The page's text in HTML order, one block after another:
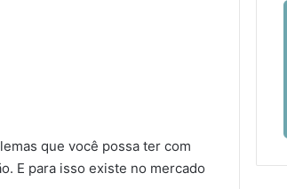
que você possa ter com
E para isso existe no mercado